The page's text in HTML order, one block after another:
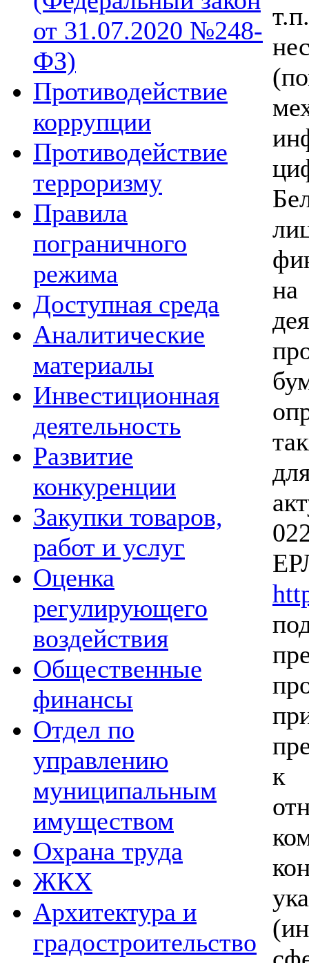
от 31.07.2020 №248-
ФЗ)
Противодействие
коррупции
Противодействие
терроризму
Правила
пограничного
режима
Доступная среда
Аналитические
материалы
Инвестиционная
деятельность
Развитие
конкуренции
Закупки товаров,
работ и услуг
Оценка
регулирующего
воздействия
Общественные
финансы
Отдел по
управлению
муниципальным
имуществом
Охрана труда
ЖКХ
Архитектура и
градостроительство
к